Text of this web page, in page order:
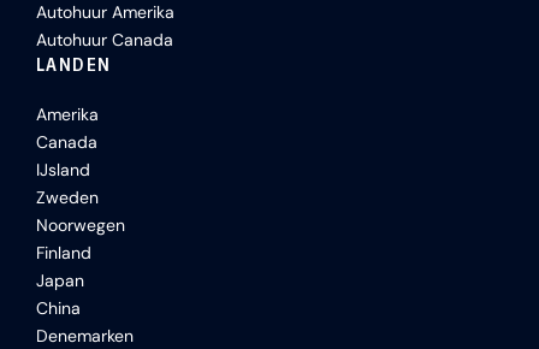
Autohuur Amerika
Autohuur Canada
LANDEN
Amerika
Canada
IJsland
Zweden
Noorwegen
Finland
Japan
China
Denemarken